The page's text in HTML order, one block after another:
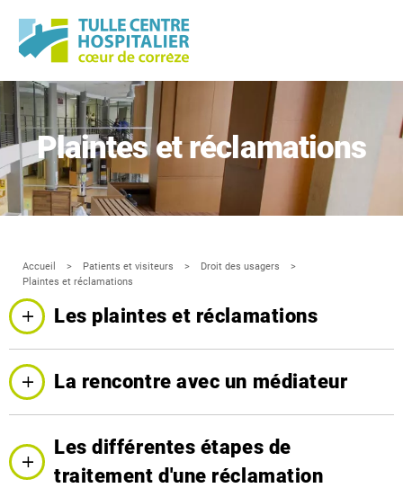
Plaintes et réclamations
Accueil Patients et visiteurs
Droit des usagers
Plaintes et réclamations
Les plaintes et réclamations
La rencontre avec un médiateur
Les différentes étapes de
traitement d'une réclamation